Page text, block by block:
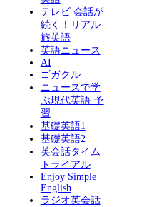
テレビ 会話が
続く！リアル
旅英語
英語ニュース
AI
ゴガクル
ニュースで学
ぶ現代英語-予
習
基礎英語1
基礎英語2
英会話タイム
トライアル
Enjoy Simple
English
ラジオ英会話